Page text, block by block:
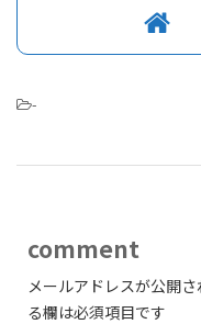
-
comment
メールアドレスが公開さ
る欄は必須項目です